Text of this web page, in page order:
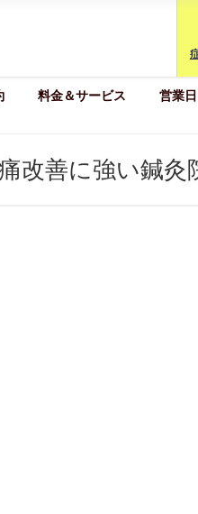
料金＆サービス 営業
改善に強い鍼灸